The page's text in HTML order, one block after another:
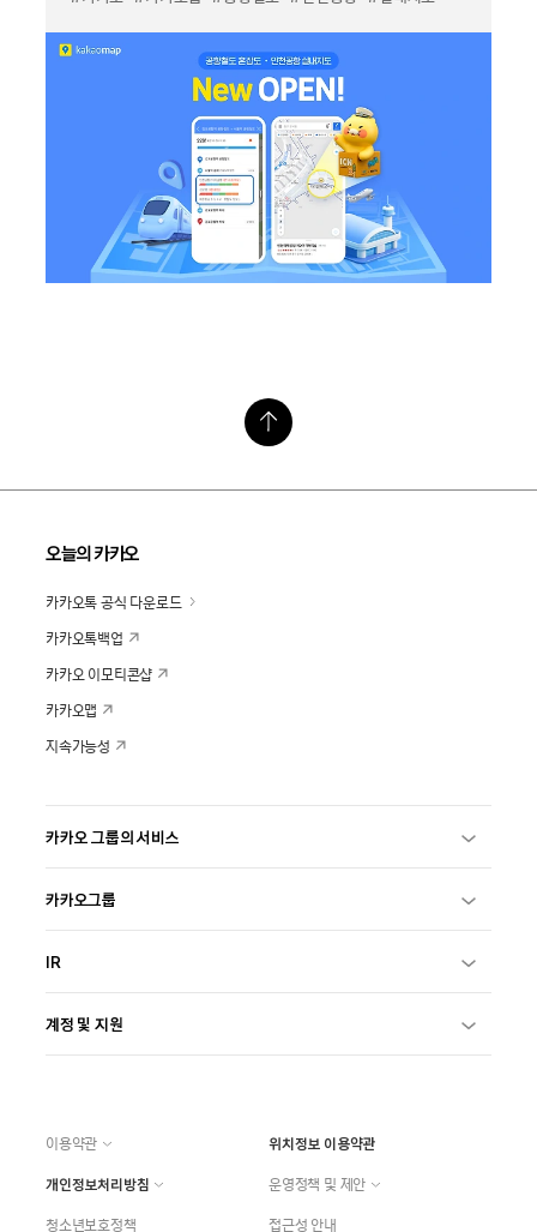
오늘의 카카오
카카오톡 공식 다운로드
카카오톡백업
카카오 이모티콘샵
카카오맵
지속가능성
카카오 그룹의 서비스
카카오그룹
IR
계정 및 지원
이용약관
위치정보 이용약관
개인정보처리방침
운영정책 및 제안
청소년보호정책
접근성 안내